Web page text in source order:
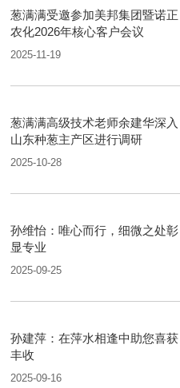
葱满满受邀参加美邦集团暨诺正
农化2026年核心客户会议
2025-11-19
葱满满高级技术老师余建华深入
山东种葱主产区进行调研
2025-10-28
孙维怡：唯心而行，细微之处彰
显专业
2025-09-25
孙建萍：在萍水相逢中助您喜获
丰收
2025-09-16